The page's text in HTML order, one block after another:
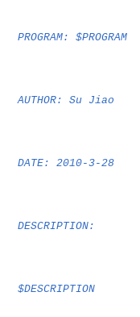
PROGRAM: $PROGRAM
AUTHOR: Su Jiao
DATE: 2010-3-28
DESCRIPTION:
$DESCRIPTION